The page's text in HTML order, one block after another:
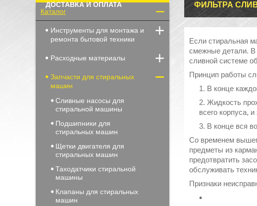
ДОСТАВКА И ОПЛАТА ФИЛЬТРА
Если стиральная
смежные детали. В
сливной системе
Принцип работы
В конце
Жидкость
всего корпуса,
В конце вся
Со временем
предметы из
предотвратить
обслуживать
Признаки
Каталог
Инструменты для монтажа и
ремонта бытовой техники
Расходные материалы
Запчасти для стиральных
машин
Сливные насосы для
стиральной машины
Подшипники для
стиральных машин
Щетки двигателя для
стиральных машин
Таходатчики стиральной
машины
Клапаны для стиральных
машин